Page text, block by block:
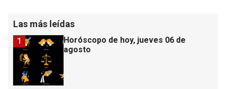
Las más leídas
Horóscopo de hoy, jueves 06 de
agosto
1